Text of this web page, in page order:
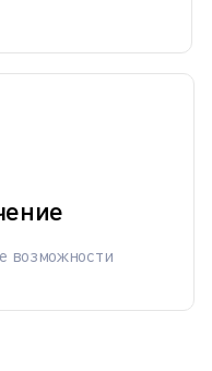
возможности